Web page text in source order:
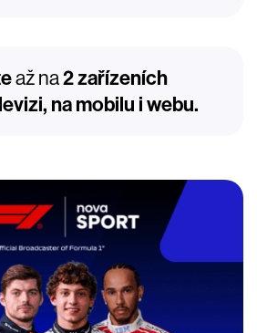
až na2 zařízeních
na mobilu i webu.